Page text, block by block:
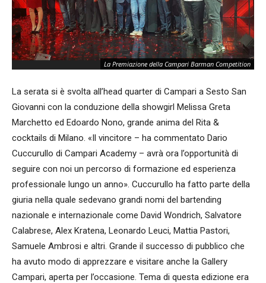
La Premiazione della Campari Barman Competition
La serata si è svolta all’head quarter di Campari a Sesto San
Giovanni con la conduzione della showgirl Melissa Greta
Marchetto ed Edoardo Nono, grande anima del Rita &
cocktails di Milano. «Il vincitore – ha commentato Dario
Cuccurullo di Campari Academy – avrà ora l’opportunità di
seguire con noi un percorso di formazione ed esperienza
professionale lungo un anno». Cuccurullo ha fatto parte della
giuria nella quale sedevano grandi nomi del bartending
nazionale e internazionale come David Wondrich, Salvatore
Calabrese, Alex Kratena, Leonardo Leuci, Mattia Pastori,
Samuele Ambrosi e altri. Grande il successo di pubblico che
ha avuto modo di apprezzare e visitare anche la Gallery
Campari, aperta per l’occasione. Tema di questa edizione era